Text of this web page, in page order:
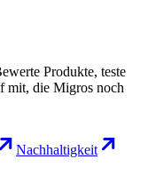
Produkte, teste
mit, die Migros noch
Nachhaltigkeit